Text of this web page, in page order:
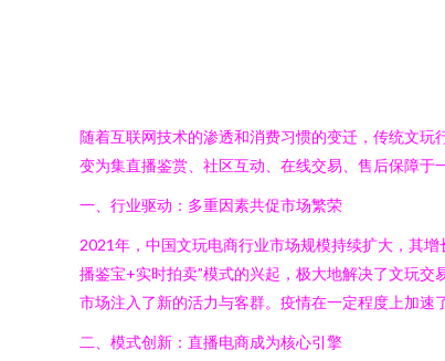
随着互联网技术的渗透和消费习惯的变迁，传统文
变为集直播鉴赏、社区互动、在线交易、售后保障于
一、行业驱动：多重因素共促市场繁荣
2021年，中国文玩电商行业市场规模持续扩大，其
播鉴宝+实时拍卖”模式的兴起，极大地解决了文玩
市场注入了新的活力与客群。疫情在一定程度上加速
二、模式创新：直播电商成为核心引擎